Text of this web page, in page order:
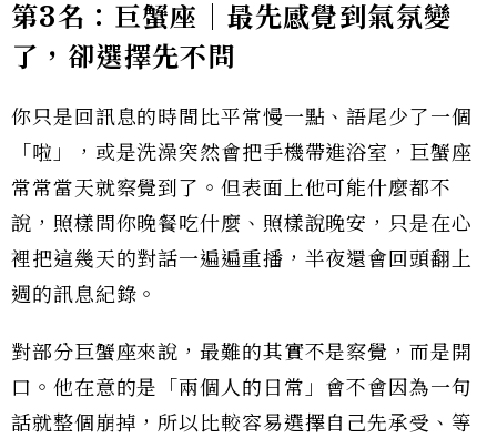
第3名：巨蟹座｜最先感覺到氣氛變
了，卻選擇先不問
你只是回訊息的時間比平常慢一點、語尾少了一個
「啦」，或是洗澡突然會把手機帶進浴室，巨蟹座
常常當天就察覺到了。但表面上他可能什麼都不
說，照樣問你晚餐吃什麼、照樣說晚安，只是在心
裡把這幾天的對話一遍遍重播，半夜還會回頭翻上
週的訊息紀錄。
對部分巨蟹座來說，最難的其實不是察覺，而是開
口。他在意的是「兩個人的日常」會不會因為一句
話就整個崩掉，所以比較容易選擇自己先承受、等